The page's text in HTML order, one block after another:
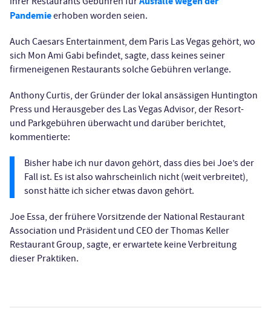
Pandemieerhoben worden seien.
Auch Caesars Entertainment, dem Paris Las Vegas gehört, wo
sich Mon Ami Gabi befindet, sagte, dass keines seiner
firmeneigenen Restaurants solche Gebühren verlange.
Anthony Curtis, der Gründer der lokal ansässigen Huntington
Press und Herausgeber des Las Vegas Advisor, der Resort-
und Parkgebühren überwacht und darüber berichtet,
kommentierte:
Bisher habe ich nur davon gehört, dass dies bei Joe’s der
Fall ist. Es ist also wahrscheinlich nicht (weit verbreitet),
sonst hätte ich sicher etwas davon gehört.
Joe Essa, der frühere Vorsitzende der National Restaurant
Association und Präsident und CEO der Thomas Keller
Restaurant Group, sagte, er erwartete keine Verbreitung
dieser Praktiken.